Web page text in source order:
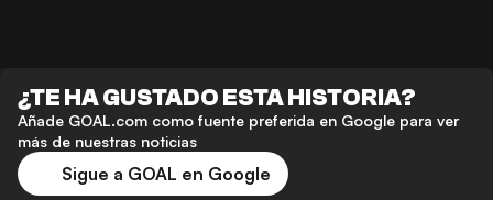
¿TE HA GUSTADO ESTA HISTORIA?
Añade GOAL.com como fuente preferida en Google para ver
más de nuestras noticias
Sigue a GOAL en Google